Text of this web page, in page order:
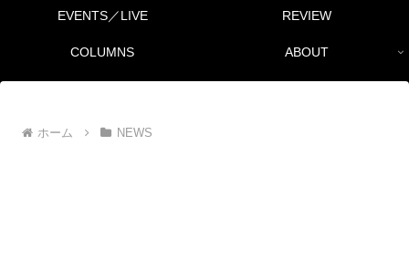
EVENTS／LIVE REVIEW
COLUMNS ABOUT
ホーム NEWS